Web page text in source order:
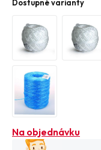
Dostupné varianty
Na objednávku